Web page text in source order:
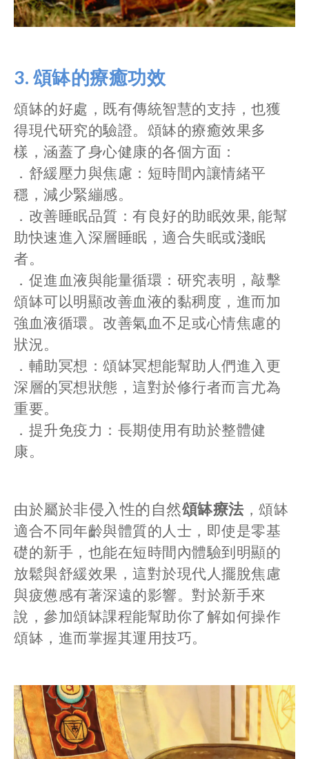
3. 頌缽的療癒功效
頌缽的好處，既有傳統智慧的支持，也獲
得現代研究的驗證。頌缽的療癒效果多
樣，涵蓋了身心健康的各個方面：
．舒緩壓力與焦慮：短時間內讓情緒平
穩，減少緊繃感。
．改善睡眠品質：有良好的助眠效果, 能幫
助快速進入深層睡眠，適合失眠或淺眠
者。
．促進血液與能量循環：研究表明，敲擊
頌缽可以明顯改善血液的黏稠度，進而加
強血液循環。改善氣血不足或心情焦慮的
狀況。
．輔助冥想：頌缽冥想能幫助人們進入更
深層的冥想狀態，這對於修行者而言尤為
重要。
．提升免疫力：長期使用有助於整體健
康。
由於屬於非侵入性的自然頌缽療法 ，頌缽
適合不同年齡與體質的人士，即使是零基
礎的新手，也能在短時間內體驗到明顯的
放鬆與舒緩效果，這對於現代人擺脫焦慮
與疲憊感有著深遠的影響。對於新手來
說，參加頌缽課程能幫助你了解如何操作
頌缽，進而掌握其運用技巧。